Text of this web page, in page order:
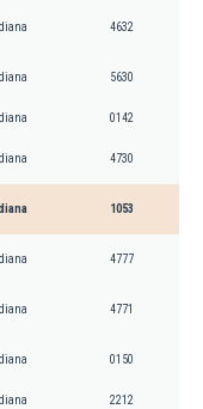
4632
5630
0142
4730
1053
4777
4771
0150
2212